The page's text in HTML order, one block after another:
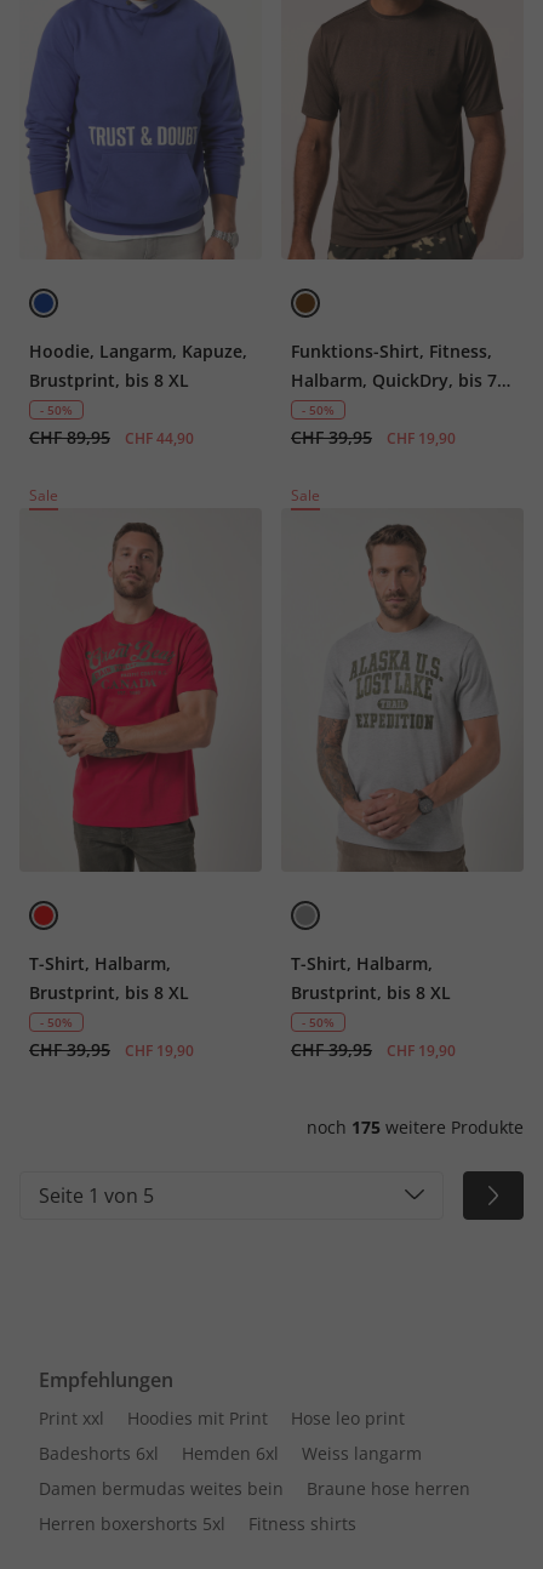
Hoodie, Langarm, Kapuze,
Brustprint, bis 8 XL
- 50%
CHF 89,95 CHF 44,90
Funktions-Shirt, Fitness,
Halbarm, QuickDry, bis 7
XL- 50%
CHF 39,95 CHF 19,90
Sale
T-Shirt, Halbarm,
Brustprint, bis 8 XL
- 50%
CHF 39,95 CHF 19,90
Sale
T-Shirt, Halbarm,
Brustprint, bis 8 XL
- 50%
CHF 39,95 CHF 19,90
noch 175 weitere Produkte
Seite 1 von 5
Empfehlungen
Print xxl Hoodies mit Print
Hose leo print
Badeshorts 6xl
Hemden 6xl
Weiss langarm
Damen bermudas weites bein
Braune hose herren
Herren boxershorts 5xl
Fitness shirts